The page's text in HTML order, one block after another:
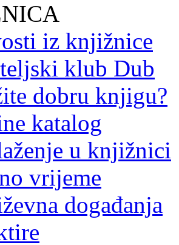
iz knjižnice
klub Dub
dobru knjigu?
katalog
u knjižnici
vrijeme
događanja